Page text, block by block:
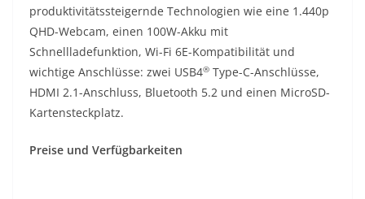
produktivitätssteigernde Technologien wie eine 1.440p
QHD-Webcam, einen 100W-Akku mit
Schnellladefunktion, Wi-Fi 6E-Kompatibilität und
wichtige Anschlüsse: zwei USB4® Type-C-Anschlüsse,
HDMI 2.1-Anschluss, Bluetooth 5.2 und einen MicroSD-
Kartensteckplatz.
Preise und Verfügbarkeiten